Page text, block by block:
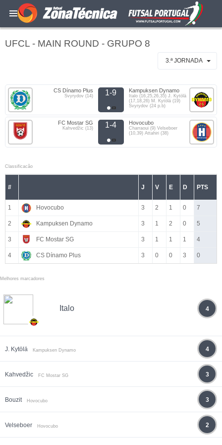
UFCL - MAIN ROUND - GRUPO 8
3.ª JORNADA
CS Dínamo Plus
Svyrydov (14) 1-9 Kampuksen Dynamo
Italo (16,25,26,35) J. Kytölä
(17,18,26) M. Kytölä (19)
Svyrydov (24 p.b)
FC Mostar SG
Kahvedžic (13) 1-4 Hovocubo
Charraoui (9) Velseboer
(10,39) Attahiri (38)
Classificacão
# J V E D PTS
1 Hovocubo 3 2 1 0 7
2 Kampuksen Dynamo 3 1 2 0 5
3 FC Mostar SG 3 1 1 1 4
4 CS Dínamo Plus 3 0 0 3 0
Melhores marcadores
Italo 4
J. Kytölä Kampuksen Dynamo 4
Kahvedžic FC Mostar SG 3
Bouzit Hovocubo 3
Velseboer Hovocubo 2